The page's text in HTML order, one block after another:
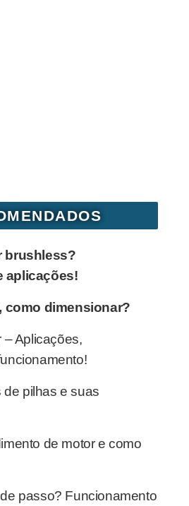
brushless?
aplicações!
como dimensionar?
– Aplicações,
de pilhas e suas
de motor e como
passo? Funcionamento